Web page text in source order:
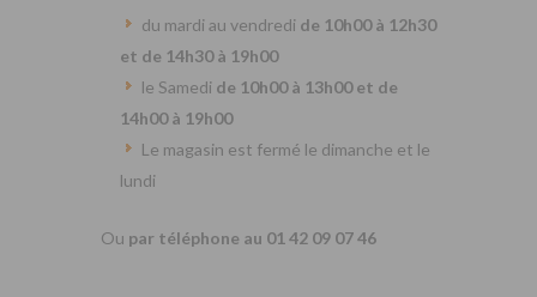
du mardi au vendredi de 10h00 à 12h30
et de 14h30 à 19h00
le Samedi de 10h00 à 13h00 et de
14h00 à 19h00
Le magasin est fermé le dimanche et le
lundi
Ou par téléphone au 01 42 09 07 46